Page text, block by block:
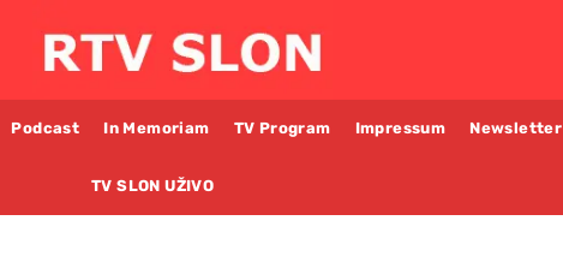
Podcast In Memoriam TV Program Impressum Newsletter
TV SLON UŽIVO